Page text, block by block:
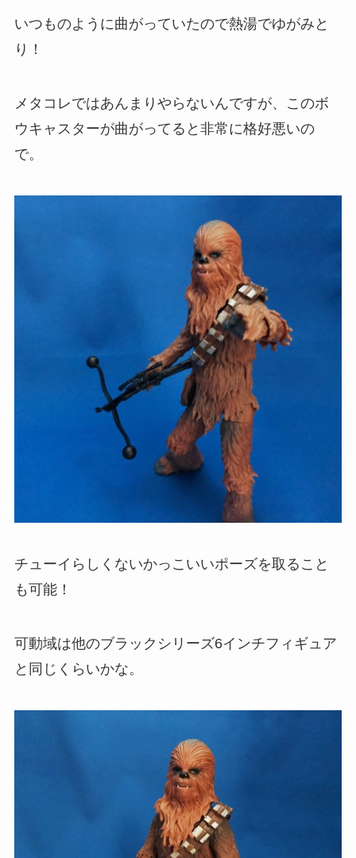
いつものように曲がっていたので熱湯でゆがみと
り！
メタコレではあんまりやらないんですが、このボ
ウキャスターが曲がってると非常に格好悪いの
で。
チューイらしくないかっこいいポーズを取ること
も可能！
可動域は他のブラックシリーズ6インチフィギュア
と同じくらいかな。